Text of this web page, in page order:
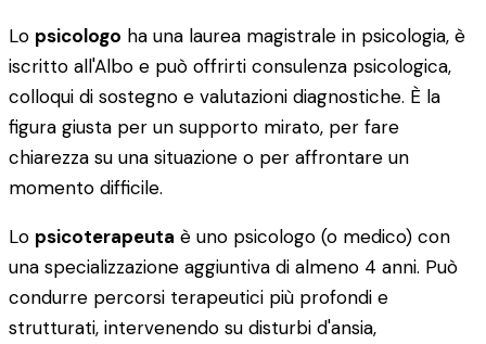
Lo psicologo ha una laurea magistrale in psicologia, è
iscritto all'Albo e può offrirti consulenza psicologica,
colloqui di sostegno e valutazioni diagnostiche. È la
figura giusta per un supporto mirato, per fare
chiarezza su una situazione o per affrontare un
momento difficile.
Lo psicoterapeuta è uno psicologo (o medico) con
una specializzazione aggiuntiva di almeno 4 anni. Può
condurre percorsi terapeutici più profondi e
strutturati, intervenendo su disturbi d'ansia,